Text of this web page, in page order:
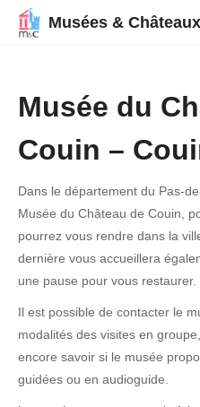
Musées & Châteaux
Musée du
Couin –
Dans le département du Pas-
Musée du Château de Couin,
pourrez vous rendre dans la
dernière vous accueillera
une pause pour vous restaurer.
Il est possible de contacter le
modalités des visites en
encore savoir si le musée
guidées ou en audioguide.